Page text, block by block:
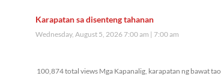
Karapatan sa disenteng tahanan
Wednesday, August 5, 2026 7:00 am 7:00 am
100,874 total views Mga Kapanalig, karapatan ng bawat tao